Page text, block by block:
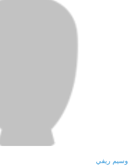
وسيم ريفي